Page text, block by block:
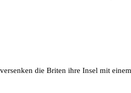
die Briten ihre Insel mit